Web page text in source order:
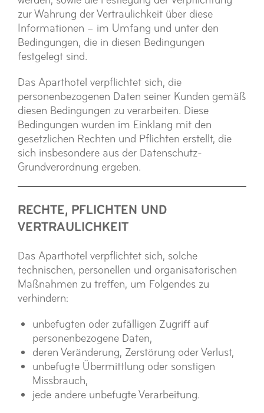
zur Wahrung der Vertraulichkeit über diese
Informationen – im Umfang und unter den
Bedingungen, die in diesen Bedingungen
festgelegt sind.
Das Aparthotel verpflichtet sich, die
personenbezogenen Daten seiner Kunden gemäß
diesen Bedingungen zu verarbeiten. Diese
Bedingungen wurden im Einklang mit den
gesetzlichen Rechten und Pflichten erstellt, die
sich insbesondere aus der Datenschutz-
Grundverordnung ergeben.
RECHTE, PFLICHTEN UND
VERTRAULICHKEIT
Das Aparthotel verpflichtet sich, solche
technischen, personellen und organisatorischen
Maßnahmen zu treffen, um Folgendes zu
verhindern:
unbefugten oder zufälligen Zugriff auf
personenbezogene Daten,
deren Veränderung, Zerstörung oder Verlust,
unbefugte Übermittlung oder sonstigen
Missbrauch,
jede andere unbefugte Verarbeitung.